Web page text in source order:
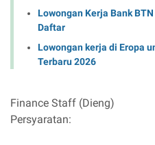
Lowongan Kerja Bank
Daftar
Lowongan kerja di Eropa
Terbaru 2026
Finance Staff (Dieng)
Persyaratan: